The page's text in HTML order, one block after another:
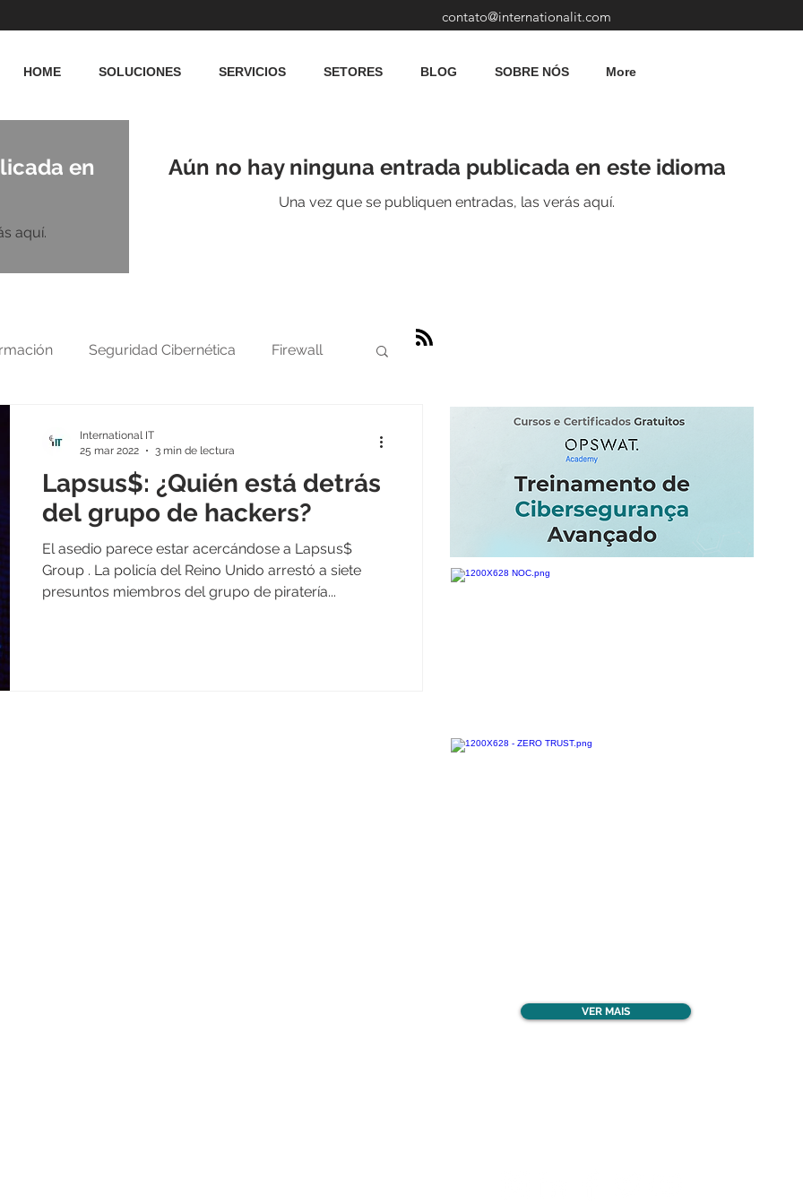
contato@internationalit.com
HOME SOLUCIONES SERVICIOS SETORES BLOG SOBRE NÓS More
Aún no hay ninguna entrada publicada en este idioma
Una vez que se publiquen entradas, las verás aquí.
en
aquí.
Seguridad Cibernética Firewall
Lapsus$: ¿Quién está detrás
del grupo de hackers?
El asedio parece estar acercándose a Lapsus$
Group . La policía del Reino Unido arrestó a siete
presuntos miembros del grupo de piratería...
International IT
25 mar 2022
3 min de lectura
VER MAIS